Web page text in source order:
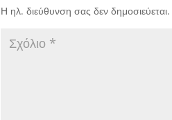
Η ηλ. διεύθυνση σας δεν δημοσιεύεται.